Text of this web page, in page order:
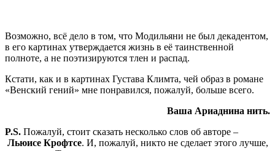
Возможно, всё дело в том, что Модильяни не был декадентом,
в его картинах утверждается жизнь в её таинственной
полноте, а не поэтизируются тлен и распад.
Кстати, как и в картинах Густава Климта, чей образ в романе
«Венский гений» мне понравился, пожалуй, больше всего.
Ваша Ариаднина нить.
P.S. Пожалуй, стоит сказать несколько слов об авторе –
Льюисе Крофтсе. И, пожалуй, никто не сделает этого лучше,